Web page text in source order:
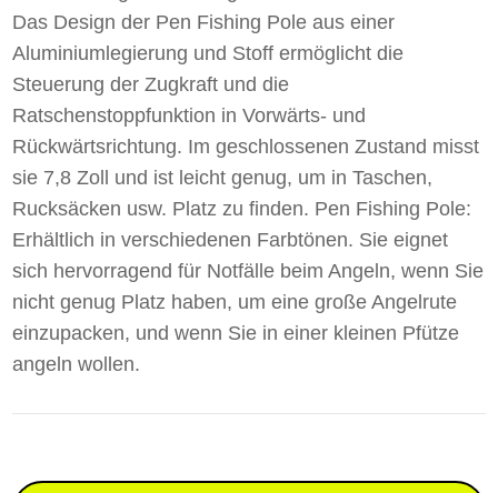
Das Design der Pen Fishing Pole aus einer
Aluminiumlegierung und Stoff ermöglicht die
Steuerung der Zugkraft und die
Ratschenstoppfunktion in Vorwärts- und
Rückwärtsrichtung. Im geschlossenen Zustand misst
sie 7,8 Zoll und ist leicht genug, um in Taschen,
Rucksäcken usw. Platz zu finden. Pen Fishing Pole:
Erhältlich in verschiedenen Farbtönen. Sie eignet
sich hervorragend für Notfälle beim Angeln, wenn Sie
nicht genug Platz haben, um eine große Angelrute
einzupacken, und wenn Sie in einer kleinen Pfütze
angeln wollen.